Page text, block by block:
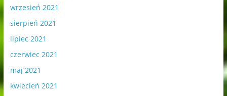
wrzesień 2021
sierpień 2021
lipiec 2021
czerwiec 2021
maj 2021
kwiecień 2021